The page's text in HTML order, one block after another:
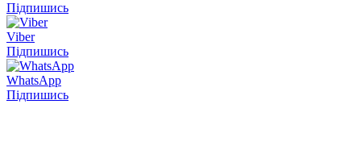
Підпишись
Viber
Підпишись
WhatsApp
Підпишись